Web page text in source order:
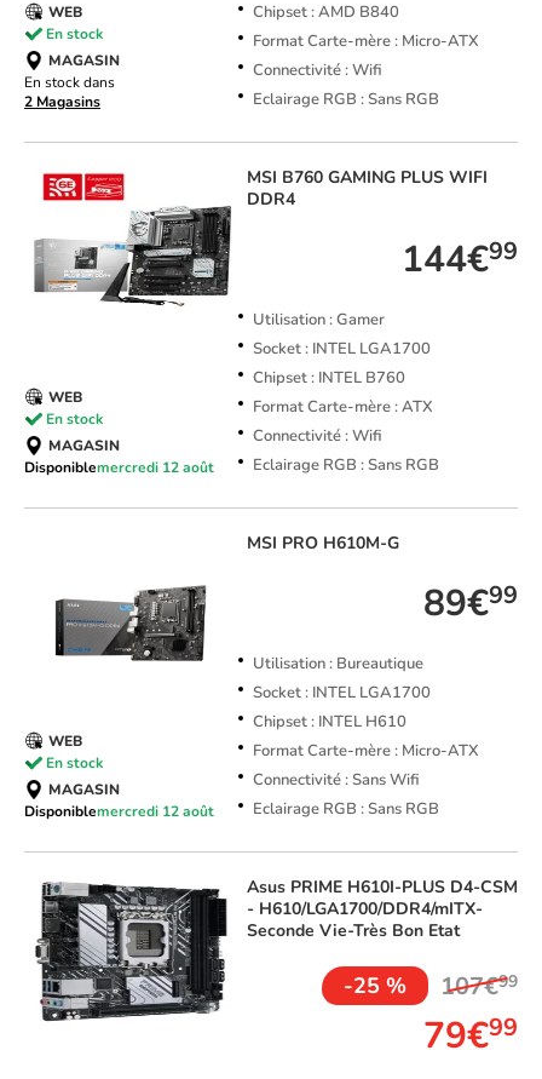
Chipset : AMD B840
Format Carte-mère : Micro-ATX
Connectivité : Wifi
Eclairage RGB : Sans RGB
WEB
En stock
MAGASIN
En stock dans
2 Magasins
MSI B760 GAMING PLUS WIFI
DDR4
144€99
Utilisation : Gamer
Socket : INTEL LGA1700
Chipset : INTEL B760
Format Carte-mère : ATX
Connectivité : Wifi
Eclairage RGB : Sans RGB
WEB
En stock
MAGASIN
Disponiblemercredi 12 août
MSI PRO H610M-G
89€99
Utilisation : Bureautique
Socket : INTEL LGA1700
Chipset : INTEL H610
Format Carte-mère : Micro-ATX
Connectivité : Sans Wifi
Eclairage RGB : Sans RGB
WEB
En stock
MAGASIN
Disponiblemercredi 12 août
Asus PRIME H610I-PLUS D4-CSM
- H610/LGA1700/DDR4/mITX-
Seconde Vie-Très Bon Etat
-25 % 107€99
79€99